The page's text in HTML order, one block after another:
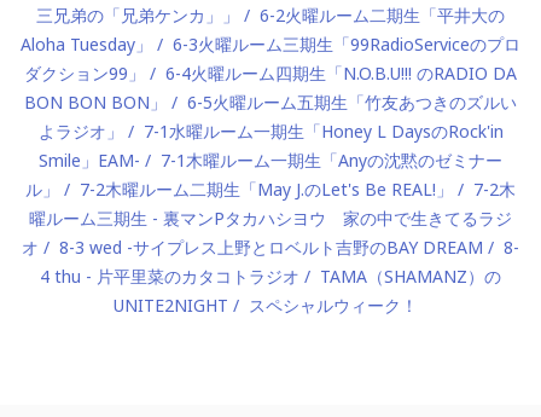
三兄弟の「兄弟ケンカ」」
6-2火曜ルーム二期生「平井大の
Aloha Tuesday」
6-3火曜ルーム三期生「99RadioServiceのプロ
ダクション99」
6-4火曜ルーム四期生「N.O.B.U!!! のRADIO DA
BON BON BON」
6-5火曜ルーム五期生「竹友あつきのズルい
よラジオ」
7-1水曜ルーム一期生「Honey L DaysのRock'in
Smile」EAM-
7-1木曜ルーム一期生「Anyの沈黙のゼミナー
ル」
7-2木曜ルーム二期生「May J.のLet's Be REAL!」
7-2木
曜ルーム三期生 - 裏マンPタカハシヨウ 家の中で生きてるラジ
オ
8-3 wed -サイプレス上野とロベルト吉野のBAY DREAM
8-
4 thu - 片平里菜のカタコトラジオ
TAMA（SHAMANZ）の
UNITE2NIGHT
スペシャルウィーク！